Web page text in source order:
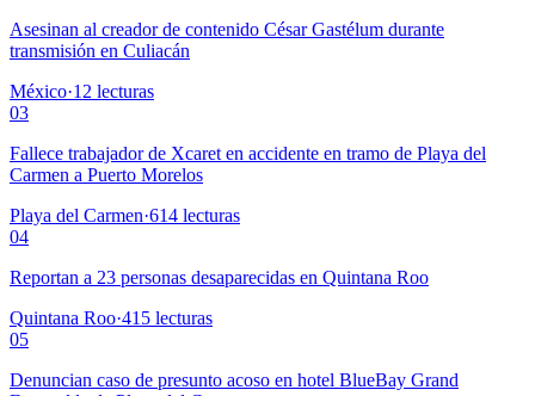
Asesinan al creador de contenido César Gastélum durante
transmisión en Culiacán
México·12 lecturas
03
Fallece trabajador de Xcaret en accidente en tramo de Playa del
Carmen a Puerto Morelos
Playa del Carmen·614 lecturas
04
Reportan a 23 personas desaparecidas en Quintana Roo
Quintana Roo·415 lecturas
05
Denuncian caso de presunto acoso en hotel BlueBay Grand